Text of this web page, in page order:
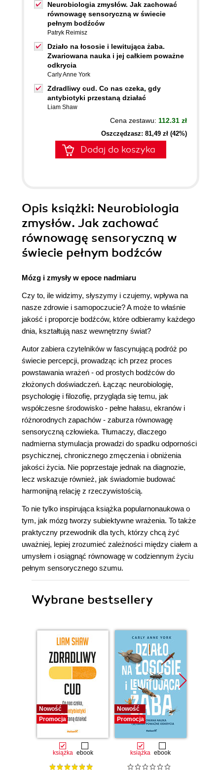
Neurobiologia zmysłów. Jak zachować
równowagę sensoryczną w świecie
pełnym bodźców
Patryk Reimisz
Działo na łososie i lewitująca żaba.
Zwariowana nauka i jej całkiem poważne
odkrycia
Carly Anne York
Zdradliwy cud. Co nas czeka, gdy
antybiotyki przestaną działać
Liam Shaw
Cena zestawu: 112.31 zł
Oszczędzasz: 81,49 zł (42%)
Dodaj do koszyka
Opis książki: Neurobiologia
zmysłów. Jak zachować
równowagę sensoryczną w
świecie pełnym bodźców
Mózg i zmysły w epoce nadmiaru
Czy to, ile widzimy, słyszymy i czujemy, wpływa na
nasze zdrowie i samopoczucie? A może to właśnie
jakość i proporcje bodźców, które odbieramy każdego
dnia, kształtują nasz wewnętrzny świat?
Autor zabiera czytelników w fascynującą podróż po
świecie percepcji, prowadząc ich przez proces
powstawania wrażeń - od prostych bodźców do
złożonych doświadczeń. Łącząc neurobiologię,
psychologię i filozofię, przygląda się temu, jak
współczesne środowisko - pełne hałasu, ekranów i
różnorodnych zapachów - zaburza równowagę
sensoryczną człowieka. Tłumaczy, dlaczego
nadmierna stymulacja prowadzi do spadku odporności
psychicznej, chronicznego zmęczenia i obniżenia
jakości życia. Nie poprzestaje jednak na diagnozie,
lecz wskazuje również, jak świadomie budować
harmonijną relację z rzeczywistością.
To nie tylko inspirująca książka popularnonaukowa o
tym, jak mózg tworzy subiektywne wrażenia. To także
praktyczny przewodnik dla tych, którzy chcą żyć
uważniej, lepiej zrozumieć zależności między ciałem a
umysłem i osiągnąć równowagę w codziennym życiu
pełnym sensorycznego szumu.
Wybrane bestsellery
Nowość
Promocja
książka ebook
Nowość
Promocja
książka ebook